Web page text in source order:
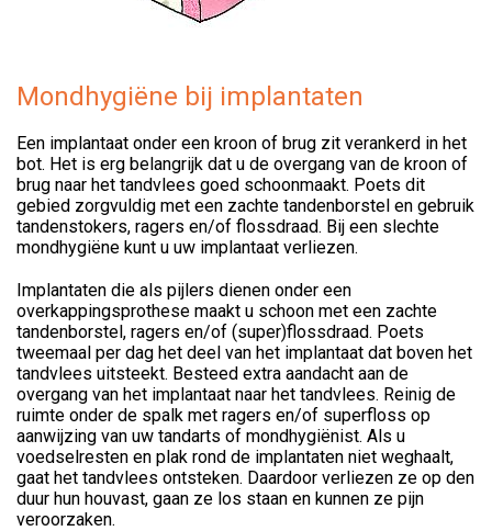
Mondhygiëne bij implantaten
Een implantaat onder een kroon of brug zit verankerd in het
bot. Het is erg belangrijk dat u de overgang van de kroon of
brug naar het tandvlees goed schoonmaakt. Poets dit
gebied zorgvuldig met een zachte tandenborstel en gebruik
tandenstokers, ragers en/of flossdraad. Bij een slechte
mondhygiëne kunt u uw implantaat verliezen.
Implantaten die als pijlers dienen onder een
overkappingsprothese maakt u schoon met een zachte
tandenborstel, ragers en/of (super)flossdraad. Poets
tweemaal per dag het deel van het implantaat dat boven het
tandvlees uitsteekt. Besteed extra aandacht aan de
overgang van het implantaat naar het tandvlees. Reinig de
ruimte onder de spalk met ragers en/of superfloss op
aanwijzing van uw tandarts of mondhygiënist. Als u
voedselresten en plak rond de implantaten niet weghaalt,
gaat het tandvlees ontsteken. Daardoor verliezen ze op den
duur hun houvast, gaan ze los staan en kunnen ze pijn
veroorzaken.